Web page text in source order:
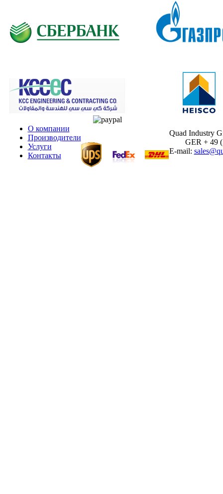
О компании
Производители
Услуги
Контакты
Quad Industry
GER + 49
E-mail: